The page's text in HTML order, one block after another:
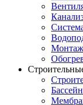
Монтаж